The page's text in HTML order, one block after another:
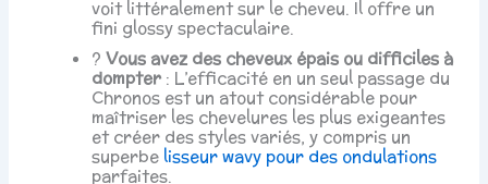
voit littéralement sur le cheveu. Il offre un
fini glossy spectaculaire.
?Vous avez des cheveux épais ou difficiles à
dompter : L’efficacité en un seul passage du
Chronos est un atout considérable pour
maîtriser les chevelures les plus exigeantes
et créer des styles variés, y compris un
superbe lisseur wavy pour des ondulations
parfaites.